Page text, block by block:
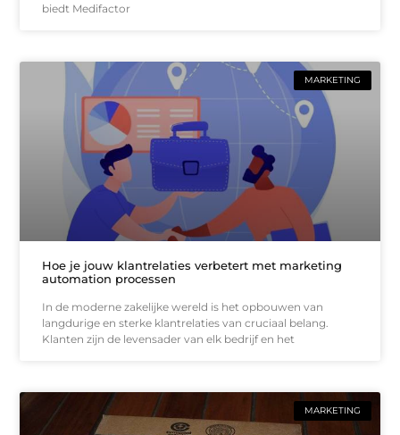
biedt Medifactor
MARKETING
Hoe je jouw klantrelaties verbetert met marketing
automation processen
In de moderne zakelijke wereld is het opbouwen van
langdurige en sterke klantrelaties van cruciaal belang.
Klanten zijn de levensader van elk bedrijf en het
MARKETING